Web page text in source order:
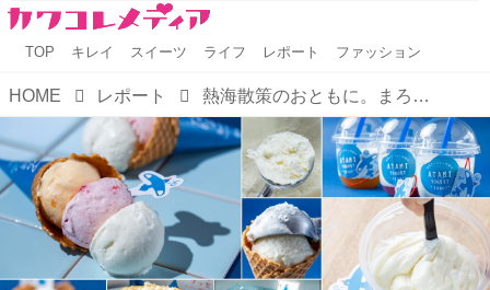
TOP キレイ スイーツ ライフ レポート ファッション
HOME レポート 熱海散策のおともに。まろやかヨーグルトアイスが楽しめる「熱海ヨーグルト＆アイス 2 GO.」オープン